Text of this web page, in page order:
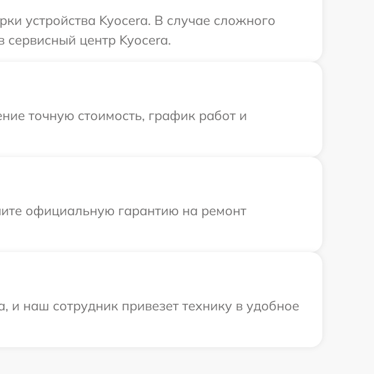
устройства Kyocera. В случае сложного
центр Kyocera.
точную стоимость, график работ и
официальную гарантию на ремонт
наш сотрудник привезет технику в удобное